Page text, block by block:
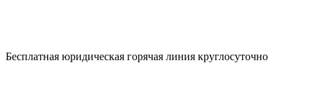
Бесплатная юридическая горячая линия круглосуточно